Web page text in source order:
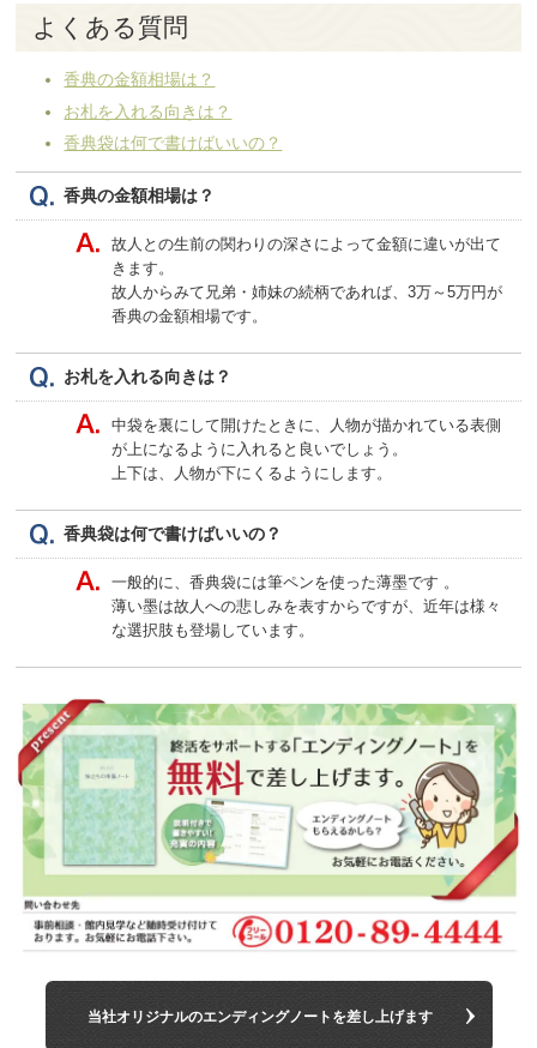
よくある質問
香典の金額相場は？
お札を入れる向きは？
香典袋は何で書けばいいの？
香典の金額相場は？
故人との生前の関わりの深さによって金額に違いが出て
きます。
故人からみて兄弟・姉妹の続柄であれば、3万～5万円が
香典の金額相場です。
お札を入れる向きは？
中袋を裏にして開けたときに、人物が描かれている表側
が上になるように入れると良いでしょう。
上下は、人物が下にくるようにします。
香典袋は何で書けばいいの？
一般的に、香典袋には筆ペンを使った薄墨です 。
薄い墨は故人への悲しみを表すからですが、近年は様々
な選択肢も登場しています。
当社オリジナルのエンディングノートを差し上げます